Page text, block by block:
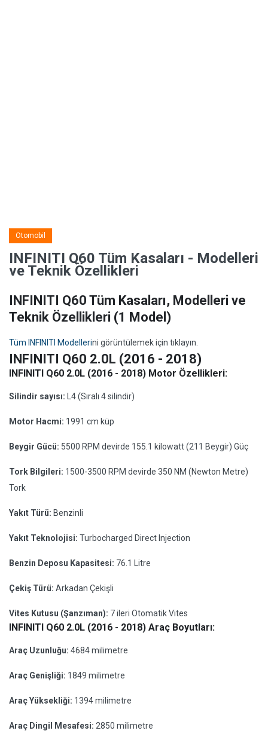
Otomobil
INFINITI Q60 Tüm Kasaları - Modelleri
ve Teknik Özellikleri
INFINITI Q60 Tüm Kasaları, Modelleri ve
Teknik Özellikleri (1 Model)
Tüm INFINITI Modellerini görüntülemek için tıklayın.
INFINITI Q60 2.0L (2016 - 2018)
INFINITI Q60 2.0L (2016 - 2018) Motor Özellikleri:
Silindir sayısı: L4 (Sıralı 4 silindir)
Motor Hacmi: 1991 cm küp
Beygir Gücü: 5500 RPM devirde 155.1 kilowatt (211 Beygir) Güç
Tork Bilgileri: 1500-3500 RPM devirde 350 NM (Newton Metre)
Tork
Yakıt Türü: Benzinli
Yakıt Teknolojisi: Turbocharged Direct Injection
Benzin Deposu Kapasitesi: 76.1 Litre
Çekiş Türü: Arkadan Çekişli
Vites Kutusu (Şanzıman): 7 ileri Otomatik Vites
INFINITI Q60 2.0L (2016 - 2018) Araç Boyutları:
Araç Uzunluğu: 4684 milimetre
Araç Genişliği: 1849 milimetre
Araç Yüksekliği: 1394 milimetre
Araç Dingil Mesafesi: 2850 milimetre